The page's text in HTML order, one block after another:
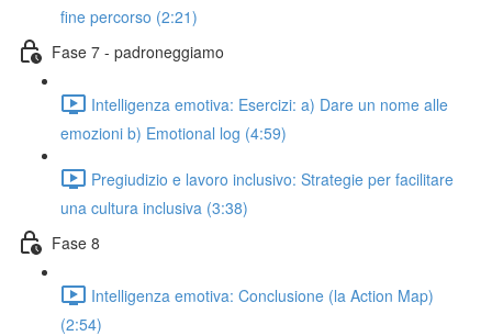
fine percorso (2:21)
Fase 7 - padroneggiamo
Intelligenza emotiva: Esercizi: a) Dare un nome alle
emozioni b) Emotional log (4:59)
Pregiudizio e lavoro inclusivo: Strategie per facilitare
una cultura inclusiva (3:38)
Fase 8
Intelligenza emotiva: Conclusione (la Action Map)
(2:54)